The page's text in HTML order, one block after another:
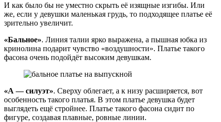
И как было бы не уместно скрыть её изящные изгибы. Или
же, если у девушки маленькая грудь, то подходящее платье её
зрительно увеличит.
«Бальное». Линия талии ярко выражена, а пышная юбка из
кринолина подарит чувство «воздушности». Платье такого
фасона очень подойдёт высоким девушкам.
«А — силуэт». Сверху облегает, а к низу расширяется, вот
особенность такого платья. В этом платье девушка будет
выглядеть ещё стройнее. Платье такого фасона сидит по
фигуре, создавая плавные, ровные линии.